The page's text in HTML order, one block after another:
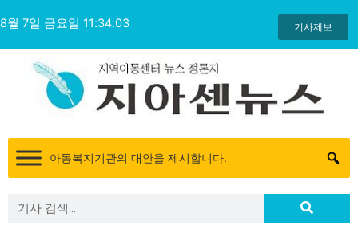
텐
츠
기
8월 7일 금요일 11:34:03 기사제보
아동복지기관의 대안을 제시합니다.
Search Search